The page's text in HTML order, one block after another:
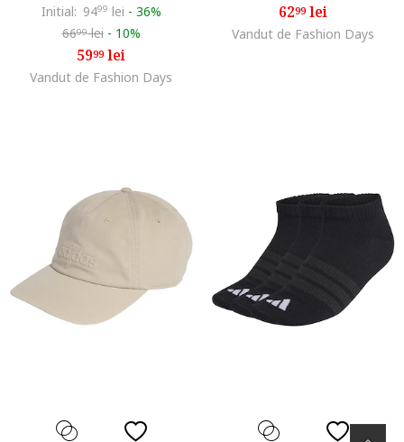
Initial: 9499 lei - 36%
6699lei - 10%
5999lei
Vandut de Fashion Days
6299lei
Vandut de Fashion Days